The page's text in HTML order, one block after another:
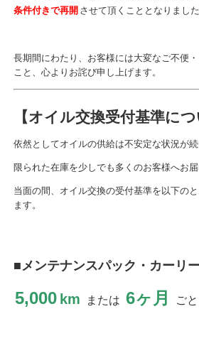
条件付きで再開 させて頂くこととなりました
長期間にわたり、お客様には大変なご不便
こと、心よりお詫び申し上げます。
【オイル交換受付基準につ
依然としてオイルの供給は不安定な状況が続
限られた在庫を少しでも多くのお客様へお届
当面の間、オイル交換の受付基準を以下の
ます。
■メンテナンスパック・カーリ
5,000 km または 6ヶ月 ごと